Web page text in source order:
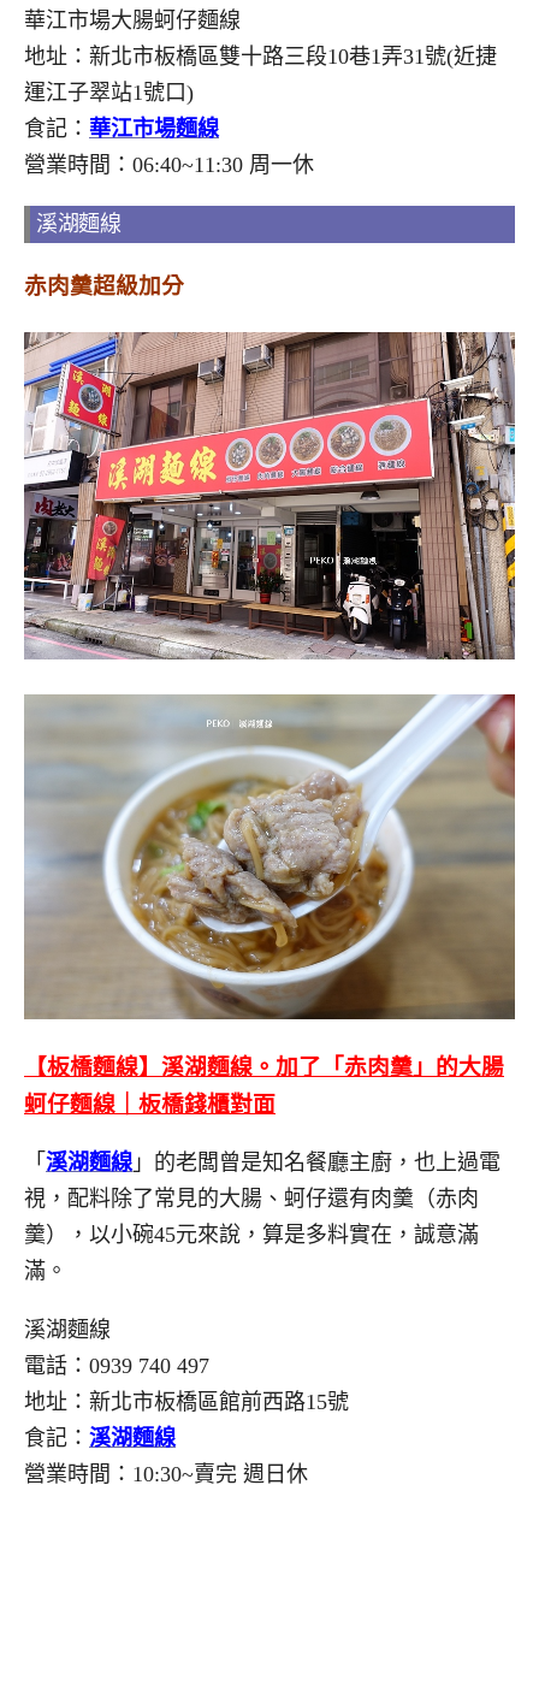
華江市場大腸蚵仔麵線
地址：新北市板橋區雙十路三段10巷1弄31號(近捷
運江子翠站1號口)
食記： 華江市場麵線
營業時間：06:40~11:30 周一休
溪湖麵線
赤肉羹超級加分
【板橋麵線】溪湖麵線。加了「赤肉羹」的大腸
蚵仔麵線｜板橋錢櫃對面
「 溪湖麵線」的老闆曾是知名餐廳主廚，也上過電
視，配料除了常見的大腸、蚵仔還有肉羹（赤肉
羹），以小碗45元來說，算是多料實在，誠意滿
滿。
溪湖麵線
電話：0939 740 497
地址：新北市板橋區館前西路15號
食記： 溪湖麵線
營業時間：10:30~賣完 週日休